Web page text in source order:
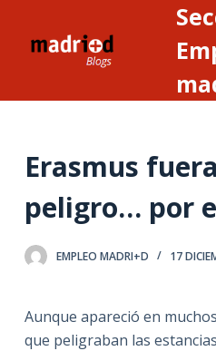
n
n
Erasmus
peligro… por
EMPLEO MADRI+D 17
Aunque apareció en
que peligraban las